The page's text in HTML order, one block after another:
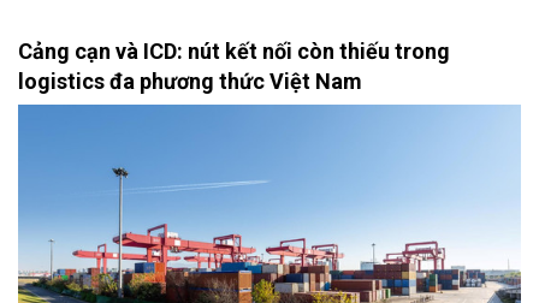
Cảng cạn và ICD: nút kết nối còn thiếu trong
logistics đa phương thức Việt Nam